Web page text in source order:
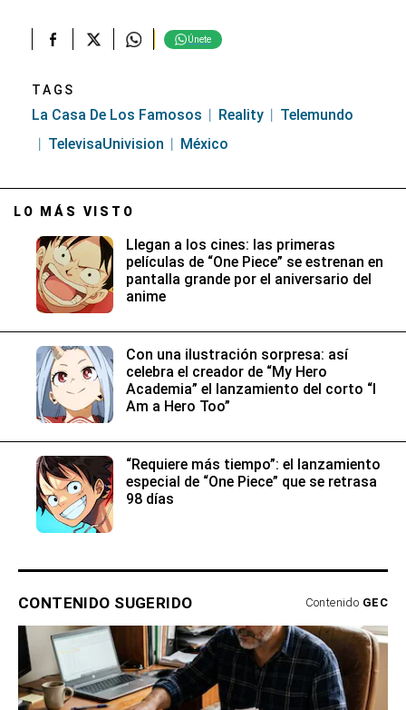
Únete
TAGS
La Casa De Los Famosos Reality
Telemundo
TelevisaUnivision
México
LO MÁS VISTO
Llegan a los cines: las primeras
películas de “One Piece” se estrenan en
pantalla grande por el aniversario del
anime
Con una ilustración sorpresa: así
celebra el creador de “My Hero
Academia” el lanzamiento del corto “I
Am a Hero Too”
“Requiere más tiempo”: el lanzamiento
especial de “One Piece” que se retrasa
98 días
CONTENIDO SUGERIDO Contenido GEC